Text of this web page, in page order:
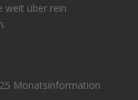
weit über rein
Monatsinformation